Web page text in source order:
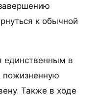
к обычной
единственным в
Также в ходе